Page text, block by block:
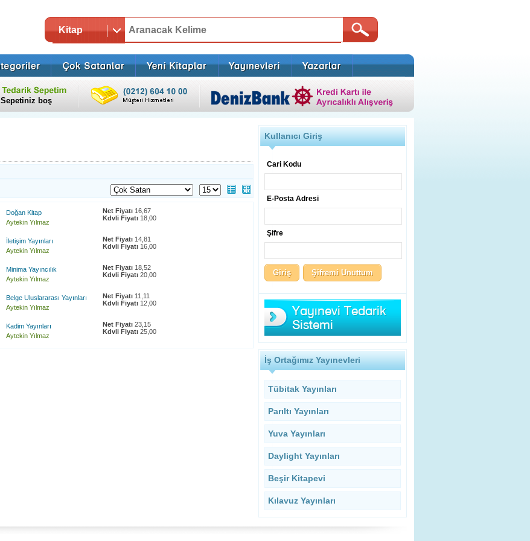
Kitap
Sepetiniz boş
Doğan Kitap
Aytekin Yılmaz
Net Fiyatı 16,67
Kdvli Fiyatı 18,00
İletişim Yayınları
Aytekin Yılmaz
Net Fiyatı 14,81
Kdvli Fiyatı 16,00
Minima Yayıncılık
Aytekin Yılmaz
Net Fiyatı 18,52
Kdvli Fiyatı 20,00
Belge Uluslararası Yayınları
Aytekin Yılmaz
Net Fiyatı 11,11
Kdvli Fiyatı 12,00
Kadim Yayınları
Aytekin Yılmaz
Net Fiyatı 23,15
Kdvli Fiyatı 25,00
Kullanıcı Giriş
Cari Kodu
E-Posta Adresi
Şifre
Şifremi Unuttum
İş Ortağımız Yayınevleri
Tübitak Yayınları
Parıltı Yayınları
Yuva Yayınları
Daylight Yayınları
Beşir Kitapevi
Kılavuz Yayınları